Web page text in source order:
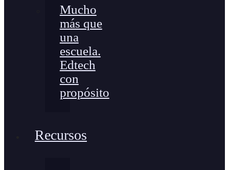
Mucho
más que
una
escuela.
Edtech
con
propósito
Recursos